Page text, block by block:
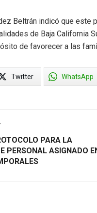
Beltrán indicó que este
de Baja California
de favorecer a las
Twitter WhatsApp
PARA LA
PERSONAL ASIGNADO